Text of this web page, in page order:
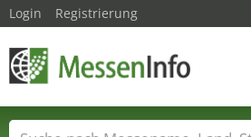
Login Registrierung